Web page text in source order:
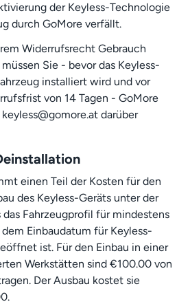
der Keyless-Technologie
durch GoMore verfällt.
Widerrufsrecht Gebrauch
Sie - bevor das Keyless-
installiert wird und vor
von 14 Tagen - GoMore
darüber
einen Teil der Kosten für den
des Keyless-Geräts unter der
das Fahrzeugprofil für mindestens
Einbaudatum für Keyless-
ist. Für den Einbau in einer
Werkstätten sind €100.00 von
Der Ausbau kostet sie